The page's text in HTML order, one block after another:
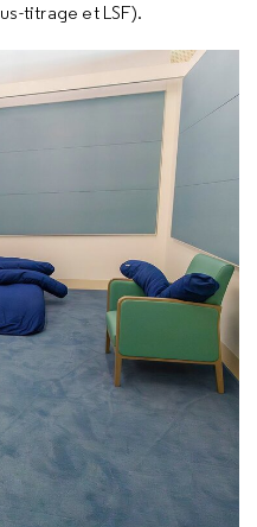
titrage et LSF).